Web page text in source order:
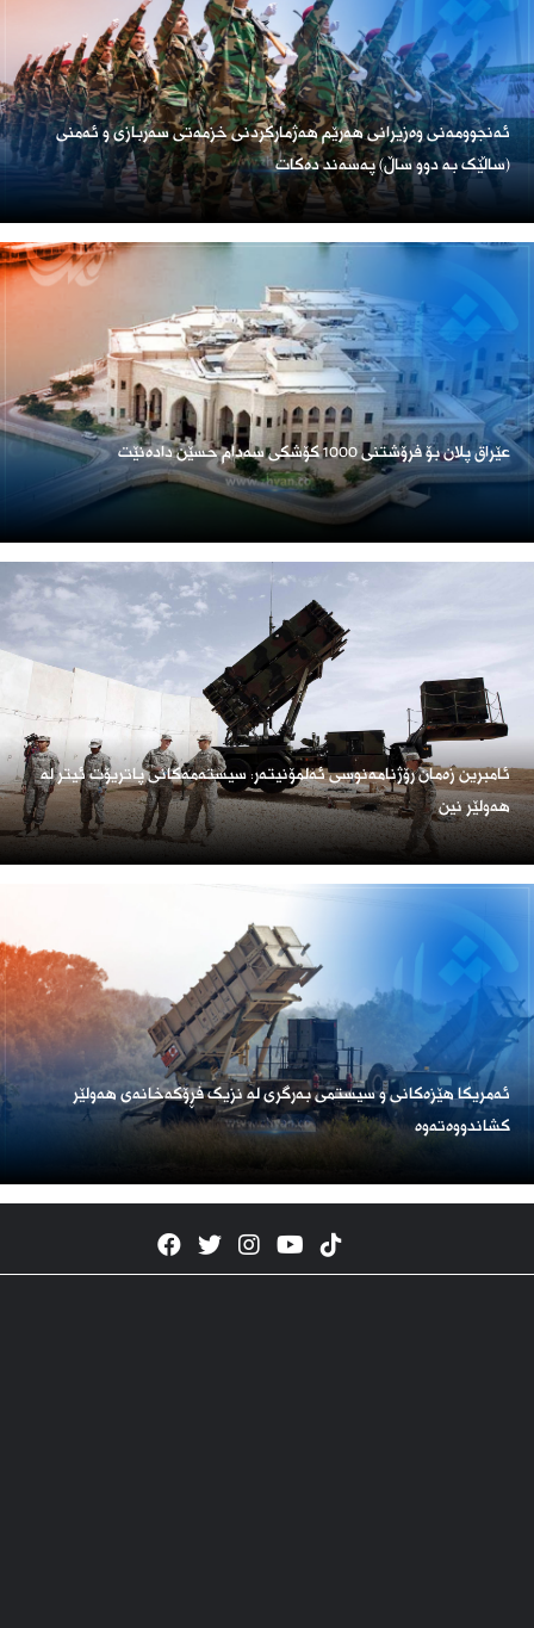
ئەنجوومەنی وەزیرانی هەرێم هەژمارکردنی خزمەتی سەربازی و ئەمنی
(ساڵێک بە دوو ساڵ) پەسەند دەکات
عێراق پلان بۆ فرۆشتنی 1000 کۆشکی سەدام حسێن دادەنێت
ئامبرین زەمان رۆژنامەنوسی ئەلمۆنیتەر: سیستەمەکانی پاتریۆت ئیتر لە
هەولێر نین
ئەمریكا هێزەكانی و سیستمی بەرگری لە نزیک فڕۆكەخانەی هەولێر
كشاندووەتەوە